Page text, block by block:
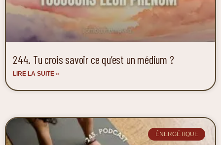
244. Tu crois savoir ce qu’est un médium ?
LIRE LA SUITE »
ÉNERGÉTIQUE